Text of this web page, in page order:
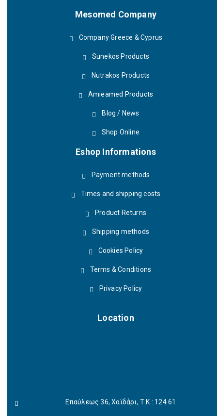
Mesomed Company
Company Greece & Cyprus
Sunekos Products
Nutrakos Products
Amieamed Products
Blog / News
Shop Online
Eshop Informations
Payment methods
Times and shipping costs
Product Returns
Shipping methods
Cookies Policy
Terms & Conditions
Privacy Policy
Location
Επαύλεως 36, Χαϊδάρι, Τ.Κ.: 124 61